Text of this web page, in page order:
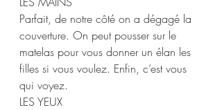
Parfait, de notre côté on a dégagé la
couverture. On peut pousser sur le
matelas pour vous donner un élan les
filles si vous voulez. Enfin, c’est vous
qui voyez.
LES YEUX